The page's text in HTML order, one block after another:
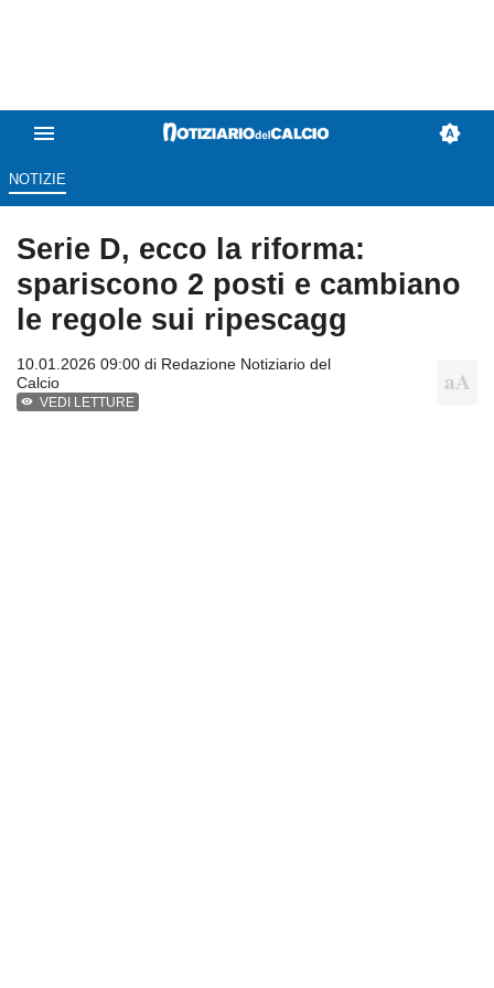
NOTIZIE
Serie D, ecco la riforma:
spariscono 2 posti e cambiano
le regole sui ripescagg
10.01.2026 09:00 di Redazione Notiziario del
Calcio
VEDI LETTURE